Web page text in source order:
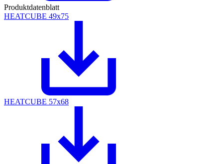
Produktdatenblatt
HEATCUBE 49x75
HEATCUBE 57x68